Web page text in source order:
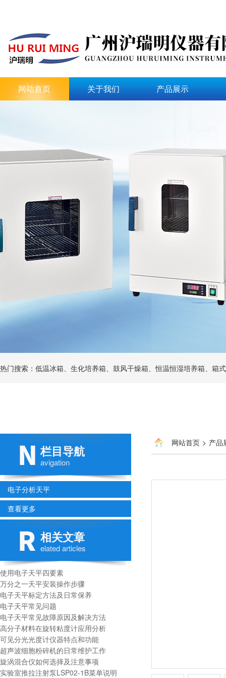
网站首页 关于我们 产品展示
热门搜索：低温冰箱、生化培养箱、鼓风干燥箱、恒温恒湿培养箱、箱
栏目导航
avigation
电子分析天平
查看更多
相关文章
elated articles
使用电子天平四要素
万分之一天平安装操作步骤
电子天平标定方法及日常保养
电子天平常见问题
电子天平常见故障原因及解决方法
高分子材料在旋转粘度计应用分析
可见分光光度计仪器特点和功能
超声波细胞粉碎机的日常维护工作
旋涡混合仪如何选择及注意事项
实验室推拉注射泵LSP02-1B菜单说明
网站首页 > 产品